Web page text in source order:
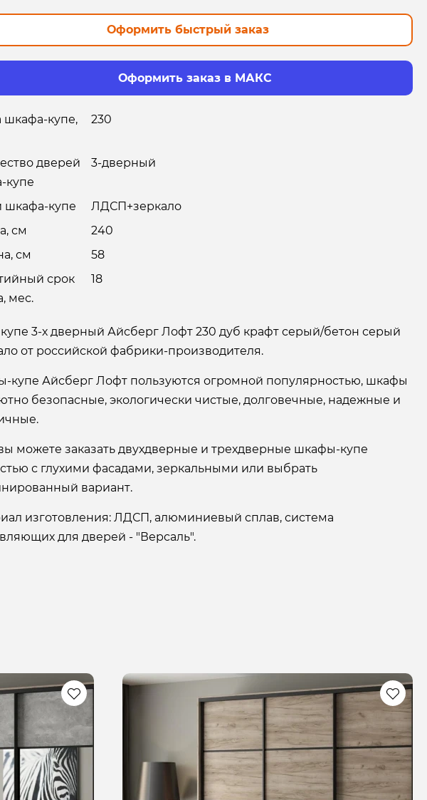
Оформить быстрый заказ
Оформить заказ в МАКС
шкафа-купе,
230
дверей
купе
3-дверный
шкафа-купе
ЛДСП+зеркало
см
240
см
58
срок
мес.
18
3-х дверный Айсберг Лофт 230 дуб крафт серый/бетон серый
от российской фабрики-производителя.
купе Айсберг Лофт пользуются огромной популярностью, шкафы
безопасные, экологически чистые, долговечные, надежные и
можете заказать двухдверные и трехдверные шкафы-купе
с глухими фасадами, зеркальными или выбрать
вариант.
изготовления: ЛДСП, алюминиевый сплав, система
для дверей - "Версаль".